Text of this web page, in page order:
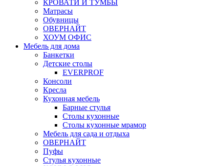
КРОВАТИ И ТУМБЫ
Матрасы
Обувницы
ОВЕРНАЙТ
ХОУМ ОФИС
Мебель для дома
Банкетки
Детские столы
EVERPROF
Консоли
Кресла
Кухонная мебель
Барные стулья
Столы кухонные
Столы кухонные мрамор
Мебель для сада и отдыха
ОВЕРНАЙТ
Пуфы
Стулья кухонные